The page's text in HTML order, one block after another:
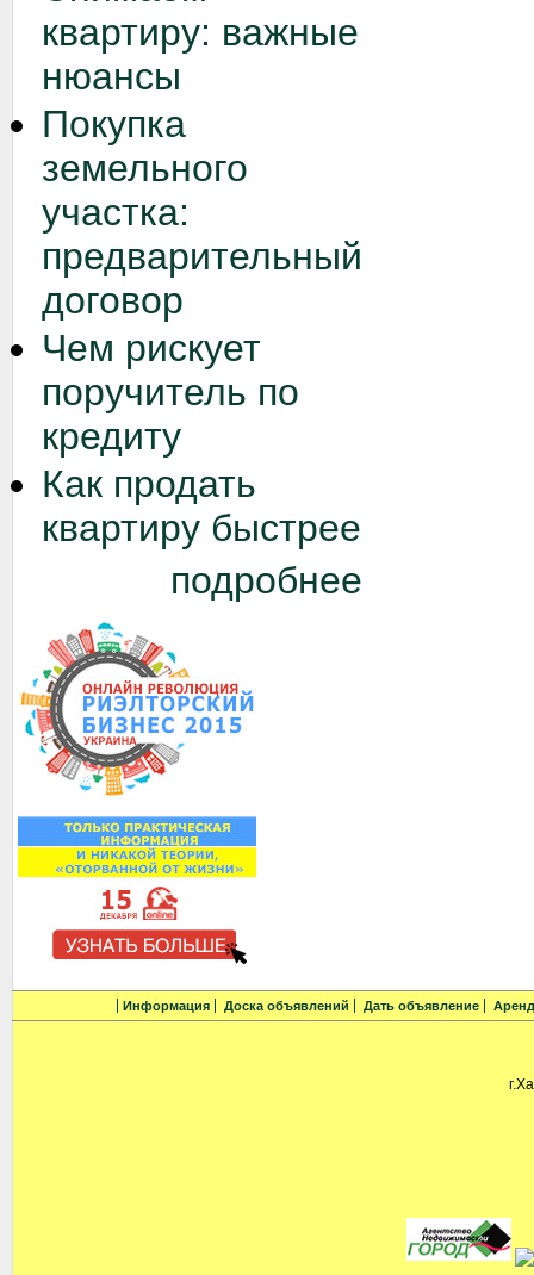
квартиру: важные
нюансы
Покупка
земельного
участка:
предварительный
договор
Чем рискует
поручитель по
кредиту
Как продать
квартиру быстрее
подробнее
Информация Доска объявлений Дать объявление